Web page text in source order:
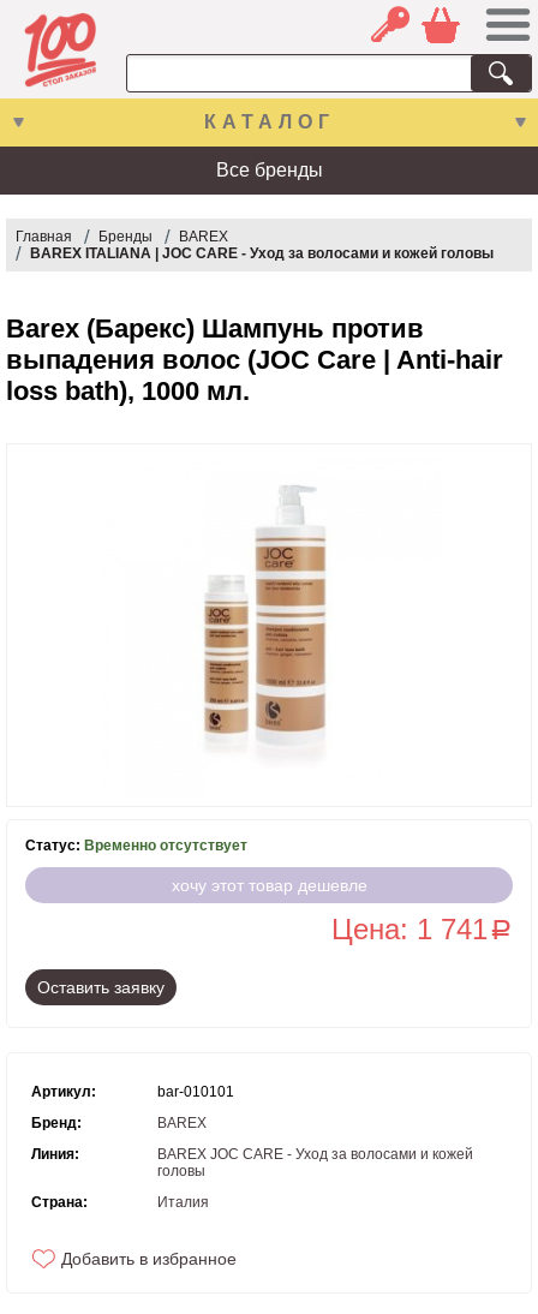
КАТАЛОГ
Все бренды
Главная Бренды
BAREX
BAREX ITALIANA | JOC CARE - Уход за волосами и кожей головы
Barex (Барекс) Шампунь против
выпадения волос (JOC Care | Anti-hair
loss bath), 1000 мл.
Статус: Временно отсутствует
хочу этот товар дешевле
Цена: 1 741a
Оставить заявку
Артикул:
bar-010101
Бренд:
BAREX
Линия:
BAREX JOC CARE - Уход за волосами и кожей
головы
Страна:
Италия
Добавить в избранное